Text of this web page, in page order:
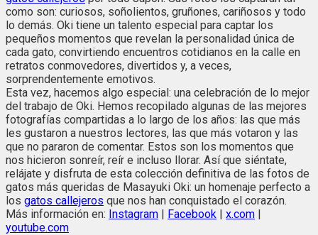
como son: curiosos, soñolientos, gruñones, cariñosos y todo
lo demás. Oki tiene un talento especial para captar los
pequeños momentos que revelan la personalidad única de
cada gato, convirtiendo encuentros cotidianos en la calle en
retratos conmovedores, divertidos y, a veces,
sorprendentemente emotivos.
Esta vez, hacemos algo especial: una celebración de lo mejor
del trabajo de Oki. Hemos recopilado algunas de las mejores
fotografías compartidas a lo largo de los años: las que más
les gustaron a nuestros lectores, las que más votaron y las
que no pararon de comentar. Estos son los momentos que
nos hicieron sonreír, reír e incluso llorar. Así que siéntate,
relájate y disfruta de esta colección definitiva de las fotos de
gatos más queridas de Masayuki Oki: un homenaje perfecto a
los gatos callejeros que nos han conquistado el corazón.
Más información en: Instagram | Facebook | x.com |
youtube.com